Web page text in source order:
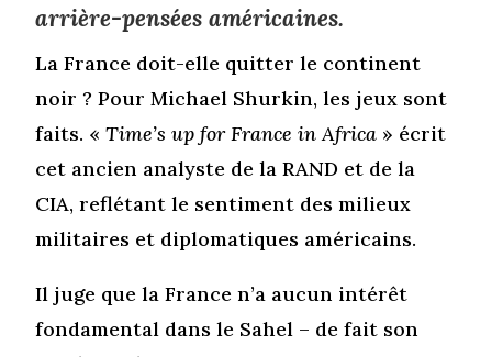
arrière-pensées américaines.
La France doit-elle quitter le continent
noir ? Pour Michael Shurkin, les jeux sont
faits. «Time’s up for France in Africa » écrit
cet ancien analyste de la RAND et de la
CIA, reflétant le sentiment des milieux
militaires et diplomatiques américains.
Il juge que la France n’a aucun intérêt
fondamental dans le Sahel – de fait son